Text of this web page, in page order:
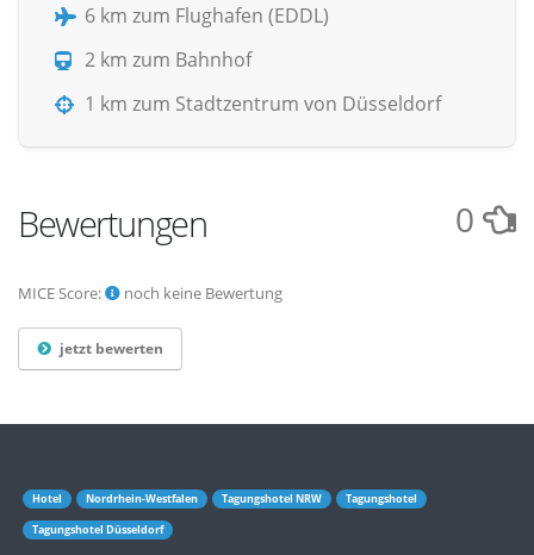
6 km zum Flughafen (EDDL)
2 km zum Bahnhof
1 km zum Stadtzentrum von Düsseldorf
Bewertungen 0
MICE Score: noch keine Bewertung
jetzt bewerten
Hotel Nordrhein-Westfalen Tagungshotel NRW Tagungshotel
Tagungshotel Düsseldorf